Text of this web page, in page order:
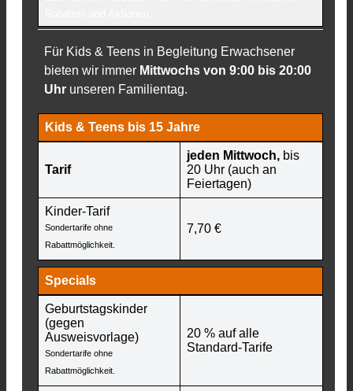
Für Kids & Teens in Begleitung Erwachsener
bieten wir immer Mittwochs von 9:00 bis 20:00
Uhr unseren Familientag.
Kids & Teens bis 15 Jahre
Tarif
jeden Mittwoch, bis
20 Uhr (auch an
Feiertagen)
Kinder-Tarif
Sondertarife ohne
Rabattmöglichkeit.
7,70 €
Specials
Geburtstagskinder
(gegen
Ausweisvorlage)
Sondertarife ohne
Rabattmöglichkeit.
20 % auf alle
Standard-Tarife